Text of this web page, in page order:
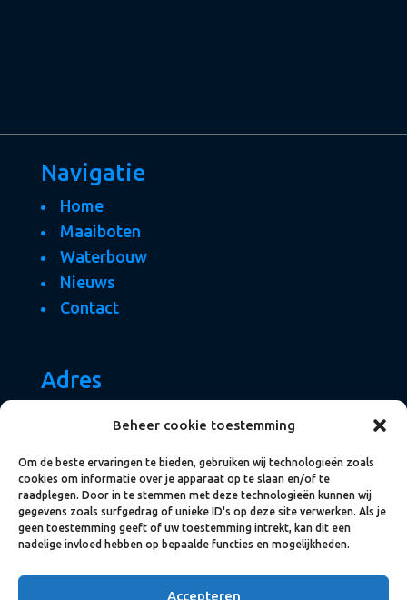
Beheer cookie toestemming
Om de beste ervaringen te bieden, gebruiken wij technologieën zoals
cookies om informatie over je apparaat op te slaan en/of te
raadplegen. Door in te stemmen met deze technologieën kunnen wij
gegevens zoals surfgedrag of unieke ID's op deze site verwerken. Als je
geen toestemming geeft of uw toestemming intrekt, kan dit een
nadelige invloed hebben op bepaalde functies en mogelijkheden.
Accepteren
Navigatie
Home
Maaiboten
Waterbouw
Nieuws
Contact
Adres
8243 PT Lelystad
T0342 – 45 25 68
Einfo@fernhout.com